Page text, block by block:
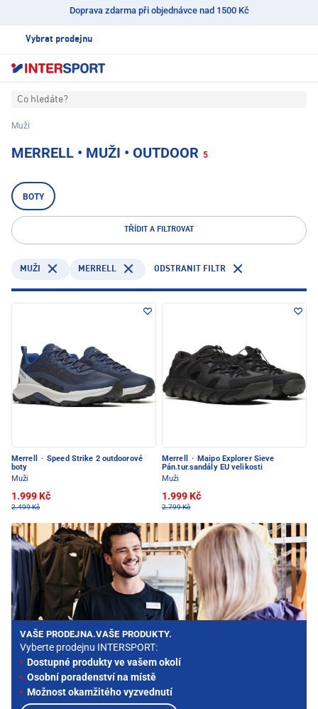
Doprava zdarma při objednávce nad 1500 Kč
Vybrat prodejnu
Co hledáte?
Muži
MERRELL • MUŽI • OUTDOOR 5
BOTY
TŘÍDIT A FILTROVAT
MUŽI MERRELL ODSTRANIT FILTR
Merrell · Speed Strike 2 outdoorové
boty
Muži
1.999 Kč
2.499 Kč
Merrell · Maipo Explorer Sieve
Pán.tur.sandály EU velikosti
Muži
1.999 Kč
2.799 Kč
VAŠE PRODEJNA.VAŠE PRODUKTY.
Vyberte prodejnu INTERSPORT:
Dostupné produkty ve vašem okolí
Osobní poradenství na místě
Možnost okamžitého vyzvednutí